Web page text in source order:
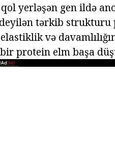
yerləşən gen ildə
tərkib strukturu
və
protein elm başa